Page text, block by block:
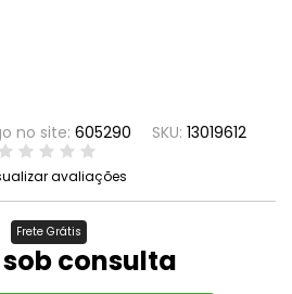
no site: 605290 SKU: 13019612
avaliações
Frete Grátis
consulta